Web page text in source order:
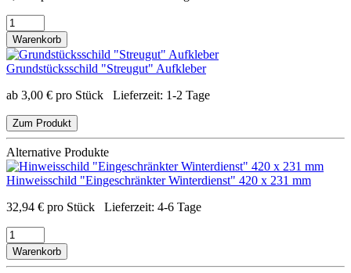
Warenkorb
Grundstücksschild "Streugut" Aufkleber
ab 3,00 € pro Stück Lieferzeit: 1-2 Tage
Zum Produkt
Alternative Produkte
Hinweisschild "Eingeschränkter Winterdienst" 420 x 231 mm
32,94 € pro Stück Lieferzeit: 4-6 Tage
Warenkorb